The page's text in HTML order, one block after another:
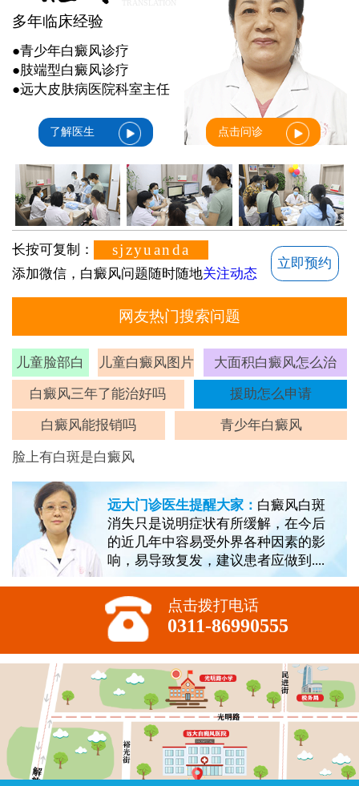
多年临床经验
●青少年白癜风诊疗
●肢端型白癜风诊疗
●远大皮肤病医院科室主任
了解医生 点击问诊
长按可复制： sjzyuanda
添加微信，白癜风问题随时随地关注动态
立即预约
网友热门搜索问题
儿童脸部白
斑
儿童白癜风图片 大面积白癜风怎么治
白癜风三年了能治好吗 援助怎么申请
白癜风能报销吗 青少年白癜风
脸上有白斑是白癜风
远大门诊医生提醒大家： 白癜风白斑
消失只是说明症状有所缓解，在今后
的近几年中容易受外界各种因素的影
响，易导致复发，建议患者应做到....
点击拨打电话
0311-86990555